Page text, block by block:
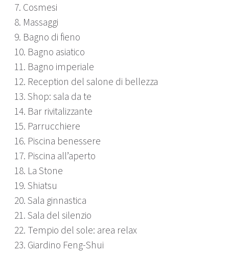
7. Cosmesi
8. Massaggi
9. Bagno di fieno
10. Bagno asiatico
11. Bagno imperiale
12. Reception del salone di bellezza
13. Shop: sala da te
14. Bar rivitalizzante
15. Parrucchiere
16. Piscina benessere
17. Piscina all’aperto
18. La Stone
19. Shiatsu
20. Sala ginnastica
21. Sala del silenzio
22. Tempio del sole: area relax
23. Giardino Feng-Shui